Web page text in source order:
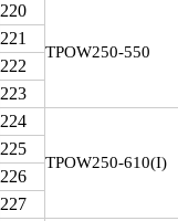
220
TPOW250-550
221
222
223
224
TPOW250-610(I)
225
226
227